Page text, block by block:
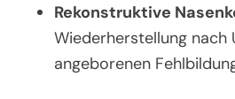
Rekonstruktive
Wiederherstellung nach
angeborenen